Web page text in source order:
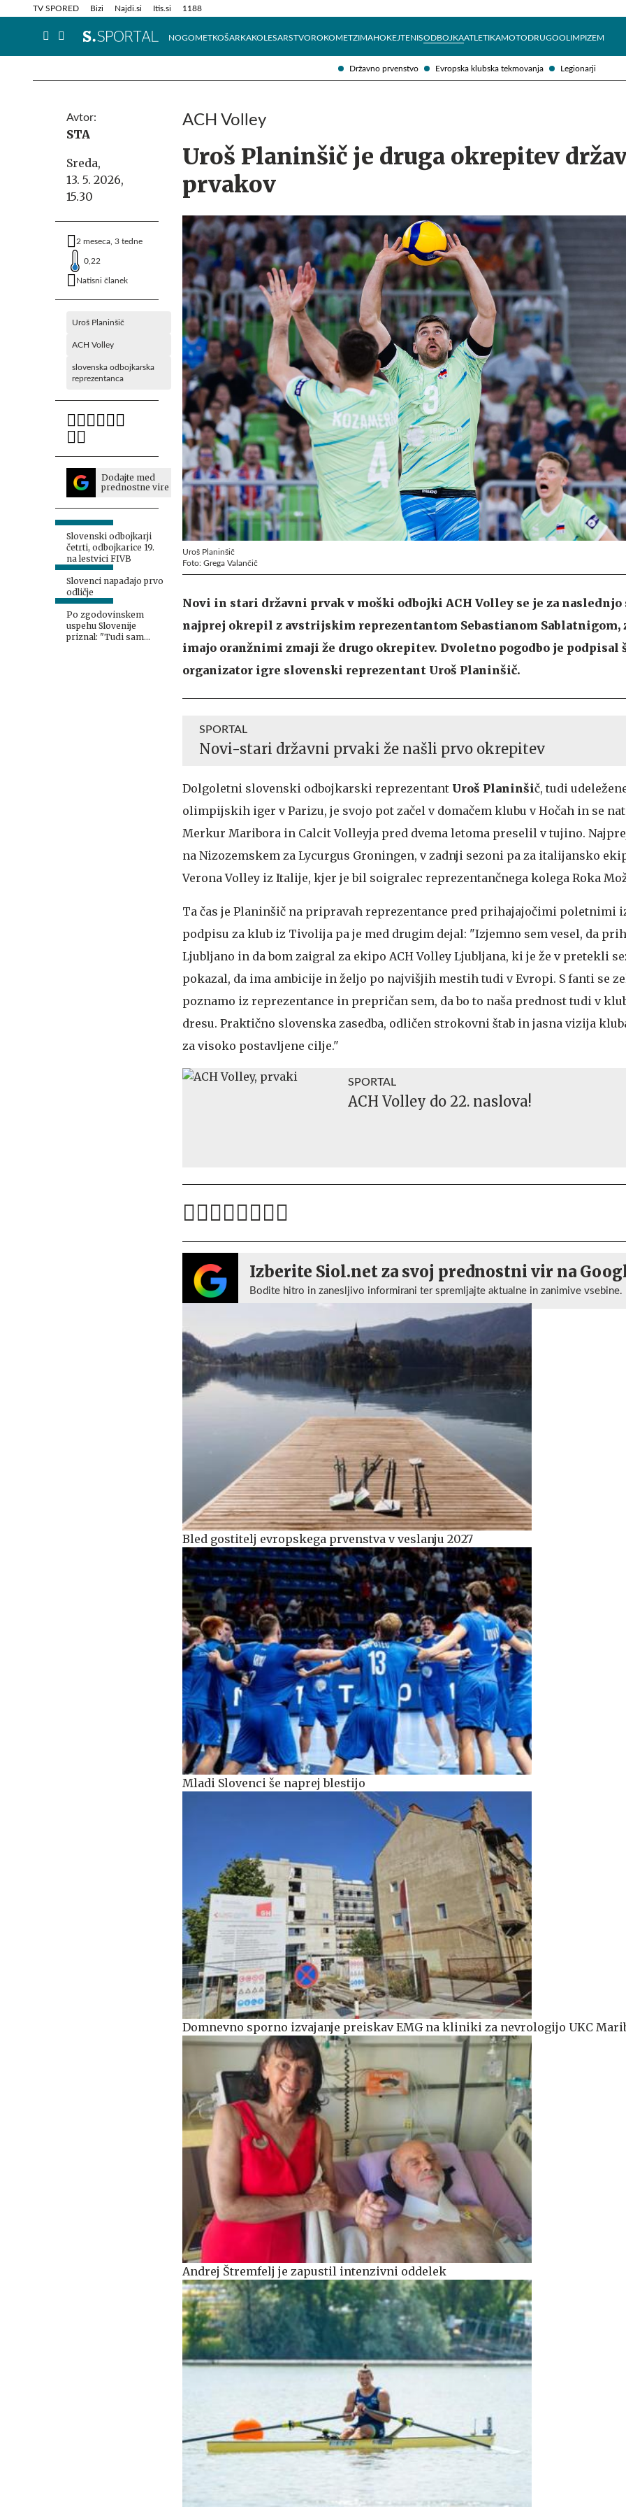
Državno prvenstvo Evropska klubska tekmovanja Legionarji
TV SPORED Bizi Najdi.si Itis.si 1188
NOGOMETKOŠARKAKOLESARSTVOROKOMETZIMAHOKEJTENISODBOJKAATLETIKAMOTODRUGOOLIMPIZEM
Info in obvestila Tehnik
Avtor:
STA
Sreda,
13. 5. 2026,
15.30
2 meseca, 3 tedne
0,22
Natisni članek
Uroš Planinšič
ACH Volley
slovenska odbojkarska
reprezentanca
Dodajte med
prednostne vire
Slovenski odbojkarji
četrti, odbojkarice 19.
na lestvici FIVB
Slovenci napadajo prvo
odličje
Po zgodovinskem
uspehu Slovenije
priznal: "Tudi sam
ACH Volley
Uroš Planinšič je druga okrepitev
prvakov
Uroš Planinšič
Foto: Grega Valančič
Novi in stari državni prvak v moški odbojki ACH Volley se je za naslednjo
najprej okrepil z avstrijskim reprezentantom Sebastianom Sablatnigom,
imajo oranžnimi zmaji že drugo okrepitev. Dvoletno pogodbo je podpisal
organizator igre slovenski reprezentant Uroš Planinšič.
SPORTAL
Novi-stari državni prvaki že našli prvo okrepitev
Dolgoletni slovenski odbojkarski reprezentant Uroš Planinšič, tudi
olimpijskih iger v Parizu, je svojo pot začel v domačem klubu v Hočah in se
Merkur Maribora in Calcit Volleyja pred dvema letoma preselil v tujino.
na Nizozemskem za Lycurgus Groningen, v zadnji sezoni pa za italijansko
Verona Volley iz Italije, kjer je bil soigralec reprezentančnega kolega Roka
Ta čas je Planinšič na pripravah reprezentance pred prihajajočimi poletnimi
podpisu za klub iz Tivolija pa je med drugim dejal: "Izjemno sem vesel, da
Ljubljano in da bom zaigral za ekipo ACH Volley Ljubljana, ki je že v pretekli
pokazal, da ima ambicije in željo po najvišjih mestih tudi v Evropi. S fanti se
poznamo iz reprezentance in prepričan sem, da bo to naša prednost tudi v
dresu. Praktično slovenska zasedba, odličen strokovni štab in jasna vizija
za visoko postavljene cilje."
SPORTAL
ACH Volley do 22. naslova!
Izberite Siol.net za svoj prednostni vir na
Bodite hitro in zanesljivo informirani ter spremljajte aktualne in zanimive vsebine.
Bled gostitelj evropskega prvenstva v veslanju 2027
Mladi Slovenci še naprej blestijo
Domnevno sporno izvajanje preiskav EMG na kliniki za nevrologijo UKC
Andrej Štremfelj je zapustil intenzivni oddelek